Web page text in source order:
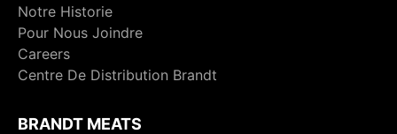
Notre Historie
Pour Nous Joindre
Careers
Centre De Distribution Brandt
BRANDT MEATS